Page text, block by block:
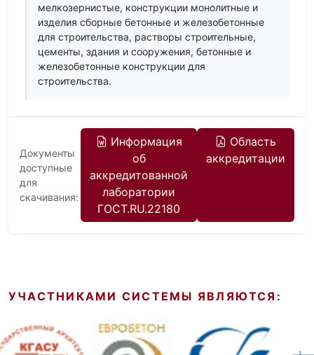
мелкозернистые, конструкции монолитные и
изделия сборные бетонные и железобетонные
для строительства, растворы строительные,
цементы, здания и сооружения, бетонные и
железобетонные конструкции для
строительства.
Документы
доступные
для
скачивания:
Информация
об
аккредитованной
лаборатории
ГОСТ.RU.22180
Область
аккредитации
УЧАСТНИКАМИ СИСТЕМЫ ЯВЛЯЮТСЯ: